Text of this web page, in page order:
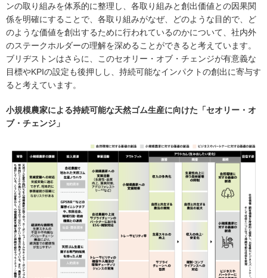
ンの取り組みを体系的に整理し、各取り組みと創出価値との因果関
係を明確にすることで、各取り組みがなぜ、どのような目的で、ど
のような価値を創出するために行われているのかについて、社内外
のステークホルダーの理解を深めることができると考えています。
ブリヂストンはさらに、このセオリー・オブ・チェンジが有意義な
目標やKPIの設定も後押しし、持続可能なインパクトの創出に寄与す
ると考えています。
小規模農家による持続可能な天然ゴム生産に向けた「セオリー・オ
ブ・チェンジ」